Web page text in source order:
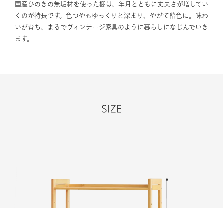
国産ひのきの無垢材を使った棚は、年月とともに丈夫さが増してい
くのが特長です。色つやもゆっくりと深まり、やがて飴色に。味わ
いが育ち、まるでヴィンテージ家具のように暮らしになじんでいき
ます。
SIZE